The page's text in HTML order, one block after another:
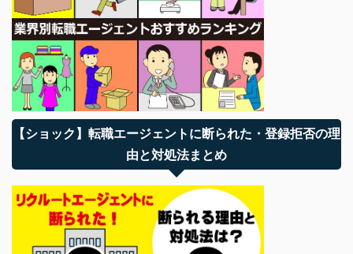
【ショック】転職エージェントに断られた・登録拒否の理
由と対処法まとめ